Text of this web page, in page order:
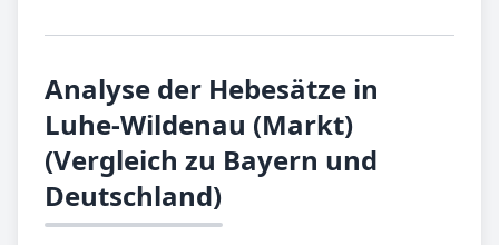
Analyse der Hebesätze in
Luhe-Wildenau (Markt)
(Vergleich zu Bayern und
Deutschland)